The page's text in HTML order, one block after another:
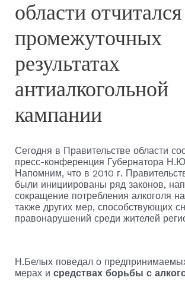
области
промежуточных
результатах
антиалкогольной
кампании
Сегодня в Правительстве области
пресс-конференция Губернатора
Напомним, что в 2010 г.
были инициированы ряд законов,
сокращение потребления алкоголя
также других мер, способствующих
правонарушений среди жителей
Н.Белых поведал о
мерах и средствах борьбы с